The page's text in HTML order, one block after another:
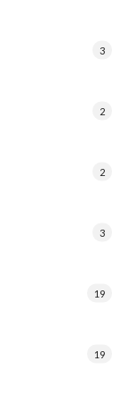
3
2
2
3
19
19